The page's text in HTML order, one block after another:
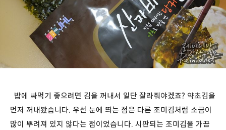
밥에 싸먹기 좋으려면 김을 꺼내서 일단 잘라줘야겠죠? 약초김을
먼저 꺼내봤습니다. 우선 눈에 띄는 점은 다른 조미김처럼 소금이
많이 뿌려져 있지 않다는 점이었습니다. 시판되는 조미김을 가끔